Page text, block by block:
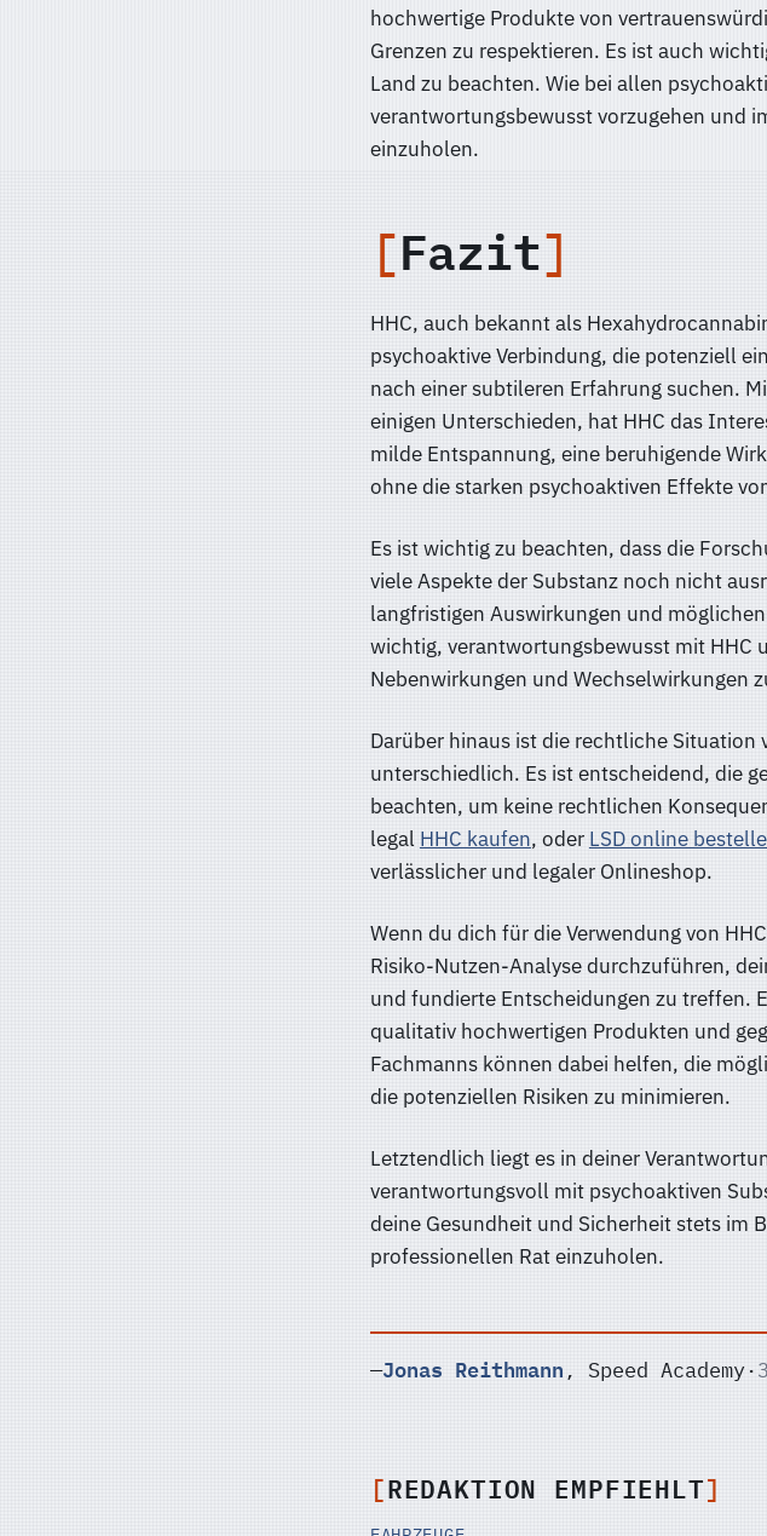
hochwertige Produkte von
Grenzen zu respektieren. Es ist auch
Land zu beachten. Wie bei allen
verantwortungsbewusst vorzugehen und
einzuholen.
Fazit
HHC, auch bekannt als
psychoaktive Verbindung, die potenziell
nach einer subtileren Erfahrung suchen.
einigen Unterschieden, hat HHC das
milde Entspannung, eine beruhigende
ohne die starken psychoaktiven Effekte
Es ist wichtig zu beachten, dass die
viele Aspekte der Substanz noch nicht
langfristigen Auswirkungen und
wichtig, verantwortungsbewusst mit HHC
Nebenwirkungen und Wechselwirkungen
Darüber hinaus ist die rechtliche Situation
unterschiedlich. Es ist entscheidend, die
beachten, um keine rechtlichen
legal HHC kaufen, oder LSD online
verlässlicher und legaler Onlineshop.
Wenn du dich für die Verwendung von
Risiko-Nutzen-Analyse durchzuführen,
und fundierte Entscheidungen zu treffen.
qualitativ hochwertigen Produkten und
Fachmanns können dabei helfen, die
die potenziellen Risiken zu minimieren.
Letztendlich liegt es in deiner
verantwortungsvoll mit psychoaktiven
deine Gesundheit und Sicherheit stets im
professionellen Rat einzuholen.
—Jonas Reithmann , Speed Academy ·
REDAKTION EMPFIEHLT